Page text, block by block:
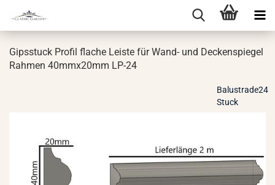
Gips­stuck Pro­fil fla­che Leis­te für Wand- und De­cken­spie­gel
Rah­men 40mmx20mm LP-24
Balustrade24
Stuck